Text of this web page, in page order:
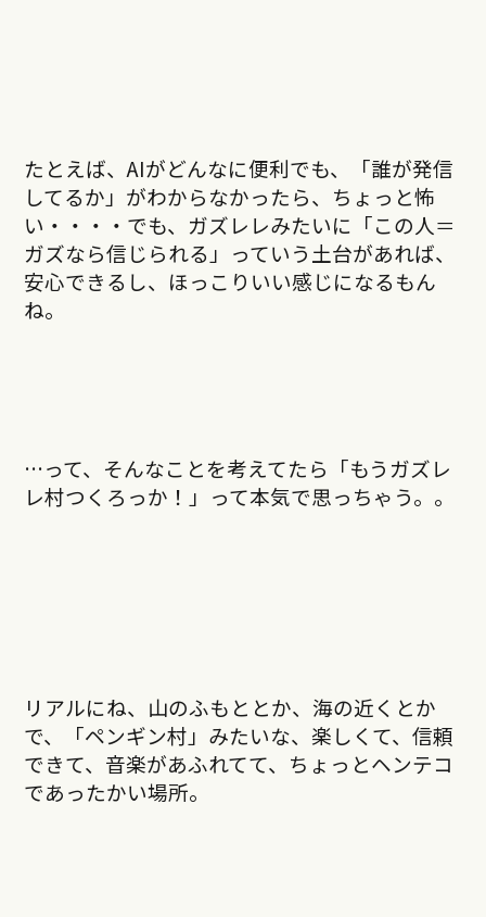
たとえば、AIがどんなに便利でも、「誰が発信
してるか」がわからなかったら、ちょっと怖
い・・・・でも、ガズレレみたいに「この人＝
ガズなら信じられる」っていう土台があれば、
安心できるし、ほっこりいい感じになるもん
ね。
…って、そんなことを考えてたら「もうガズレ
レ村つくろっか！」って本気で思っちゃう。。
リアルにね、山のふもととか、海の近くとか
で、「ペンギン村」みたいな、楽しくて、信頼
できて、音楽があふれてて、ちょっとヘンテコ
であったかい場所。